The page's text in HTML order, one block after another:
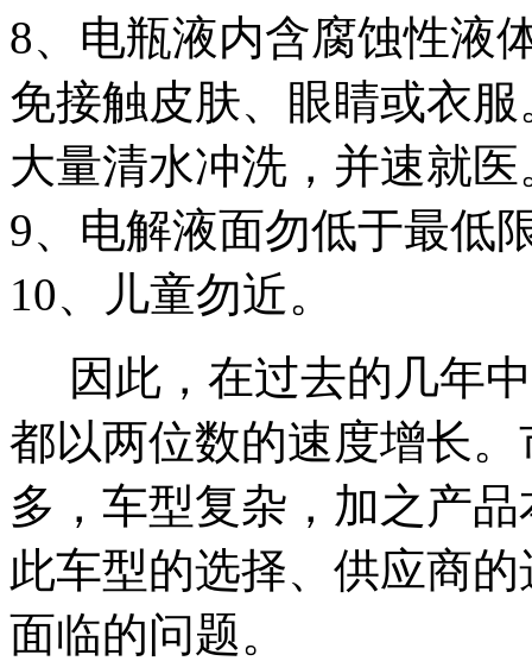
8、电瓶液内含腐蚀性液
免接触皮肤、眼睛或衣
大量清水冲洗，并速就医
9、电解液面勿低于最低
10、儿童勿近。
因此，在过去的几年
都以两位数的速度增长
多，车型复杂，加之产
此车型的选择、供应商
面临的问题。